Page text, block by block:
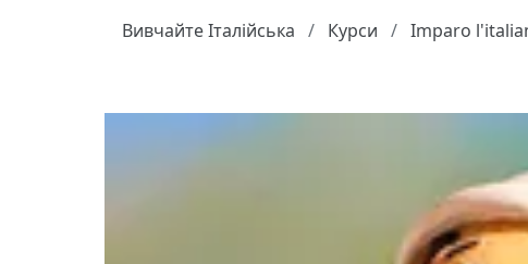
Вивчайте Італійська
Курси Imparo